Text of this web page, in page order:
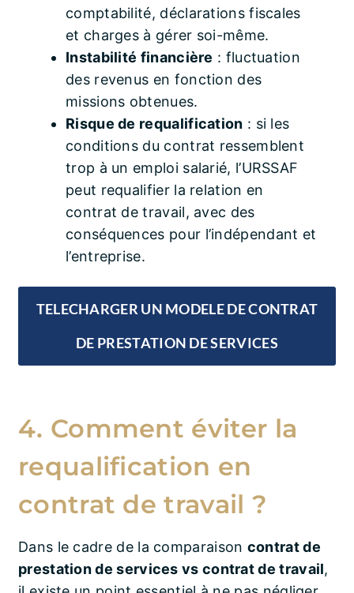
comptabilité, déclarations fiscales
et charges à gérer soi-même.
Instabilité financière : fluctuation
des revenus en fonction des
missions obtenues.
Risque de requalification : si les
conditions du contrat ressemblent
trop à un emploi salarié, l’URSSAF
peut requalifier la relation en
contrat de travail, avec des
conséquences pour l’indépendant et
l’entreprise.
TELECHARGER UN MODELE DE CONTRAT
DE PRESTATION DE SERVICES
4. Comment éviter la
requalification en
contrat de travail ?
Dans le cadre de la comparaison contrat de
prestation de services vs contrat de travail,